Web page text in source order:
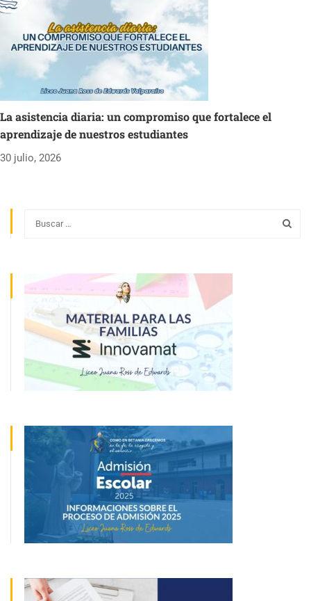
La asistencia diaria: un compromiso que fortalece el
aprendizaje de nuestros estudiantes
30 julio, 2026